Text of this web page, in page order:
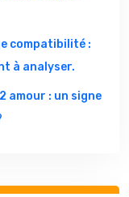
compatibilité :
à analyser.
amour : un signe